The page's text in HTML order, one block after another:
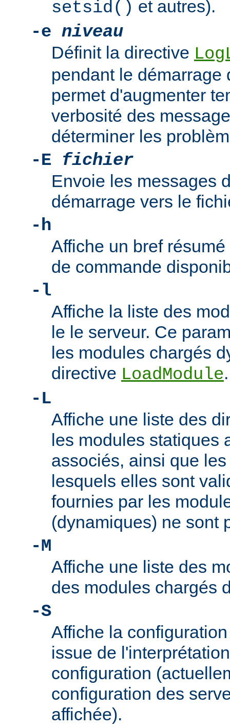
setsid() et autres).
-e niveau
Définit la directive
pendant le démarrage
permet d'augmenter
verbosité des
déterminer les
-E fichier
Envoie les messages
démarrage vers le
-h
Affiche un bref
de commande
-l
Affiche la liste des
le le serveur. Ce
les modules chargés
directive LoadModule.
-L
Affiche une liste des
les modules statiques
associés, ainsi que
lesquels elles sont
fournies par les
(dynamiques) ne sont
-M
Affiche une liste des
des modules chargés
-S
Affiche la
issue de
configuration
configuration des
affichée).